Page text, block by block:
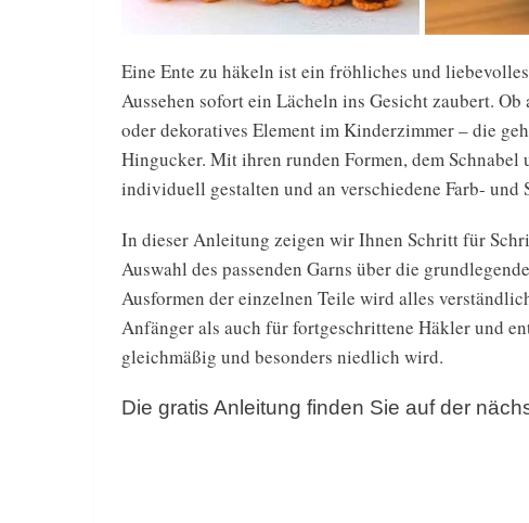
Eine Ente zu häkeln ist ein fröhliches und
Aussehen sofort ein Lächeln ins Gesicht zaubert.
oder dekoratives Element im Kinderzimmer – die
Hingucker. Mit ihren runden Formen, dem
individuell gestalten und an verschiedene Farb- und
In dieser Anleitung zeigen wir Ihnen Schritt für
Auswahl des passenden Garns über die
Ausformen der einzelnen Teile wird alles
Anfänger als auch für fortgeschrittene Häkler und
gleichmäßig und besonders niedlich wird.
Die gratis Anleitung finden Sie auf der